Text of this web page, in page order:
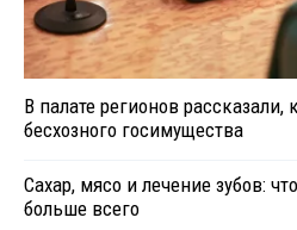
В палате регионов рассказали,
бесхозного госимущества
Сахар, мясо и лечение зубов:
больше всего